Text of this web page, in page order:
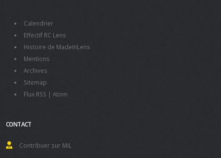
Calendrier
Effectif RC Lens
Histoire de MadeInLens
Mentions
Archives
Sitemap
Flux RSS | Atom
CONTACT
Contribuer sur MiL